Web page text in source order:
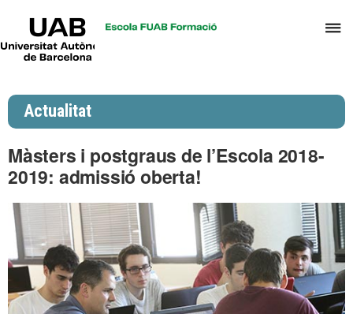
el
Universitat
Actualitat
Màsters i postgraus de l’Escola 2018-
2019: admissió oberta!